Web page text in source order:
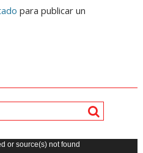
para publicar un
or source(s) not found